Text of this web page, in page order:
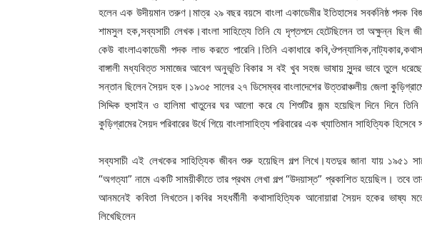
হলেন এক উদীয়মান তরুণ।মাত্র ২৯ বছর বয়সে বাংলা একাডেমীর ইতিহাসের সবর্কনিষ্ঠ পদক
শামসুল হক,সব্যসাচী লেখক।বাংলা সাহিত্যে তিনি যে দৃপ্তপদে হেটেছিলেন তা অক্ষুন্ন ছিল
কেউ বাংলাএকাডেমী পদক লাভ করতে পারেনি।তিনি একাধারে
বাঙ্গালী মধ্যবিত্ত সমাজের আবেগ অনুভূতি বিকার স বই খুব সহজ ভাষায় সুন্দর ভাবে তুলে
সন্তান ছিলেন সৈয়দ হক।১৯৩৫ সালের ২৭ ডিসেম্বর বাংলাদেশের উত্তরাঞ্চলীয় জেলা
সিদ্দিক হুসাইন ও হালিমা খাতুনের ঘর আলো করে যে শিশুটির জন্ম হয়েছিল দিনে দিনে
কুড়িগ্রামের সৈয়দ পরিবারের উর্ধে গিয়ে বাংলাসাহিত্য পরিবারের এক খ্যাতিমান সাহিত্যিক
সব্যসাচী এই লেখকের সাহিত্যিক জীবন শুরু হয়েছিল গল্প লিখে।যতদুর জানা যায় ১৯৫১
“অগত্যা” নামে একটি সাময়ীকীতে তার প্রথম লেখা গল্প “উদয়াস্ত” প্রকাশিত হয়েছিল। তবে
আনমনেই কবিতা লিখতেন।কবির সহধর্মীনী কথাসাহিত্যিক আনোয়ারা সৈয়দ হকের ভাষ্য
লিখেছিলেন